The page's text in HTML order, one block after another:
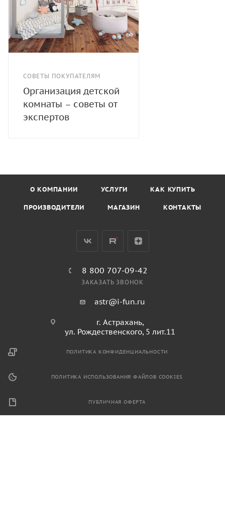
СОВЕТЫ ПОКУПАТЕЛЯМ
Организация детской
комнаты – советы от
экспертов
О КОМПАНИИ УСЛУГИ КАК КУПИТЬ
ПРОИЗВОДИТЕЛИ МАГАЗИН КОНТАКТЫ
8 800 707-09-42
ЗАКАЗАТЬ ЗВОНОК
astr@i-fun.ru
г. Астрахань,
ул. Рождественского, 5 лит.11
ПОЛИТИКА КОНФИДЕНЦИАЛЬНОСТИ
ПОЛИТИКА ИСПОЛЬЗОВАНИЯ ФАЙЛОВ COOKIES
ПУБЛИЧНАЯ ОФЕРТА